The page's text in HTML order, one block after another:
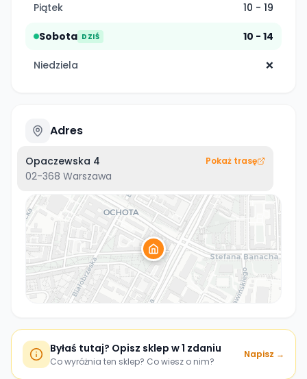
Piątek 10 - 19
Sobota DZIŚ 10 - 14
Niedziela ❌
Adres
Opaczewska 4
02-368 Warszawa
Pokaż trasę
Byłaś tutaj? Opisz sklep w 1 zdaniu
Co wyróżnia ten sklep? Co wiesz o nim?
Napisz →